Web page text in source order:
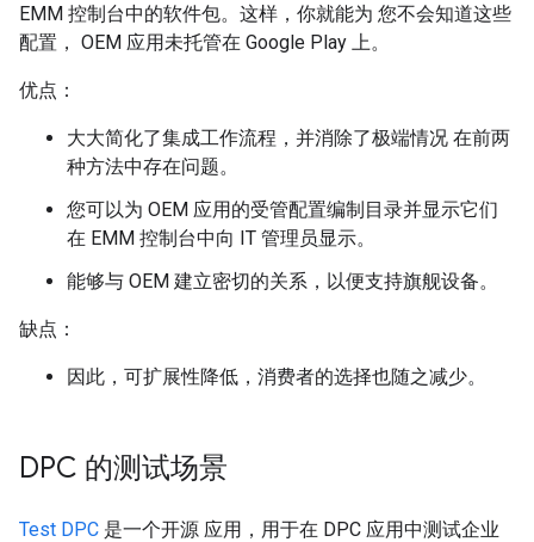
EMM 控制台中的软件包。这样，你就能为 您不会知道这些
配置， OEM 应用未托管在 Google Play 上。
优点：
大大简化了集成工作流程，并消除了极端情况 在前两
种方法中存在问题。
您可以为 OEM 应用的受管配置编制目录并显示它们
在 EMM 控制台中向 IT 管理员显示。
能够与 OEM 建立密切的关系，以便支持旗舰设备。
缺点：
因此，可扩展性降低，消费者的选择也随之减少。
DPC 的测试场景
Test DPC 是一个开源 应用，用于在 DPC 应用中测试企业